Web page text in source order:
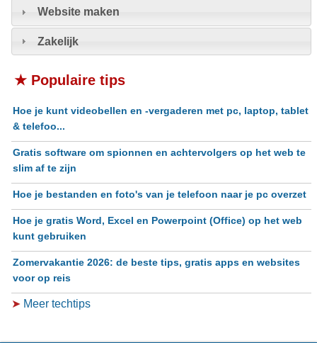
Website maken
Zakelijk
★ Populaire tips
Hoe je kunt videobellen en -vergaderen met pc, laptop, tablet
& telefoo...
Gratis software om spionnen en achtervolgers op het web te
slim af te zijn
Hoe je bestanden en foto's van je telefoon naar je pc overzet
Hoe je gratis Word, Excel en Powerpoint (Office) op het web
kunt gebruiken
Zomervakantie 2026: de beste tips, gratis apps en websites
voor op reis
➤ Meer techtips